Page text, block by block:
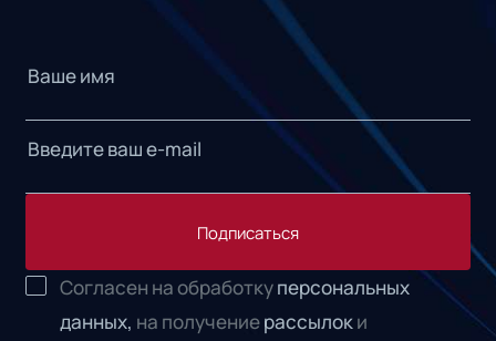
Подписаться
Согласен на обработкуперсональных
данных, на получениерассылоки